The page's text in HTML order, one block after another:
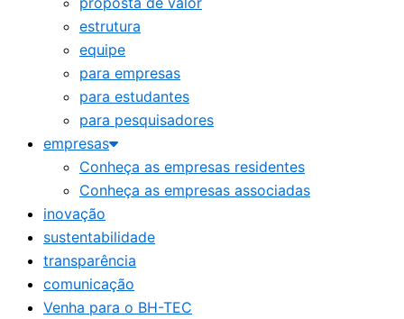
estrutura
equipe
para empresas
para estudantes
para pesquisadores
empresas
Conheça as empresas residentes
Conheça as empresas associadas
inovação
sustentabilidade
transparência
comunicação
Venha para o BH-TEC